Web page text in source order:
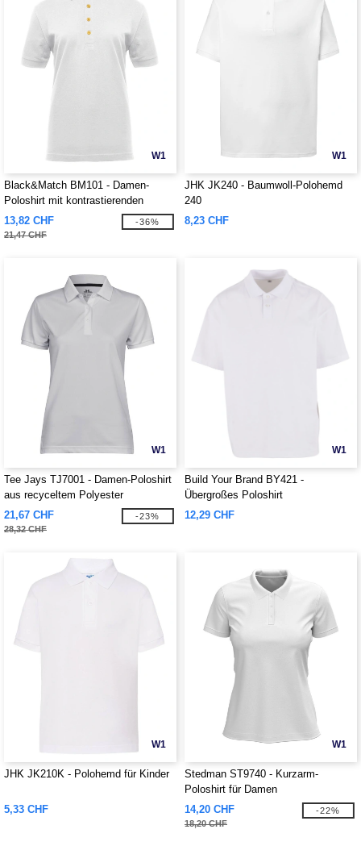
W1
Black&Match BM101 - Damen-
Poloshirt mit kontrastierenden
Knöpfen
13,82 CHF
21,47 CHF
-36%
W1
JHK JK240 - Baumwoll-Polohemd
240
8,23 CHF
W1
Tee Jays TJ7001 - Damen-Poloshirt
aus recyceltem Polyester
21,67 CHF
28,32 CHF
-23%
W1
Build Your Brand BY421 -
Übergroßes Poloshirt
12,29 CHF
W1
JHK JK210K - Polohemd für Kinder
5,33 CHF
W1
Stedman ST9740 - Kurzarm-
Poloshirt für Damen
14,20 CHF
18,20 CHF
-22%